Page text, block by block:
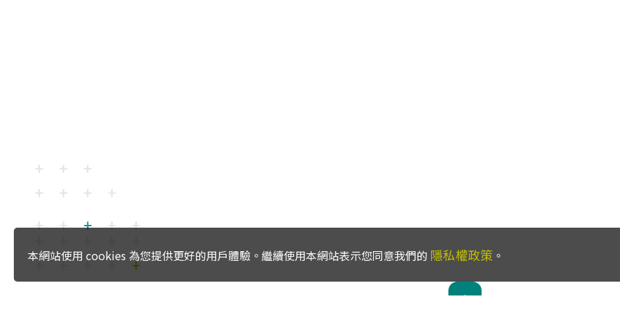
本網站使用 cookies 為您提供更好的用戶體驗。繼續使用本網站表示您同意我們的 隱私權政策 。